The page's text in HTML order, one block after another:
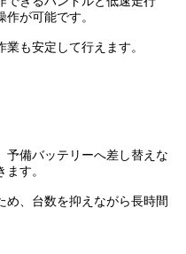
が可能です。
も安定して行えます。
予備バッテリーへ差し替えな
す。
め、台数を抑えながら長時間